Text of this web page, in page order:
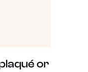
or